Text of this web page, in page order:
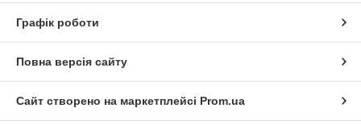
Графік роботи
Повна версія сайту
Сайт створено на маркетплейсі Prom.ua